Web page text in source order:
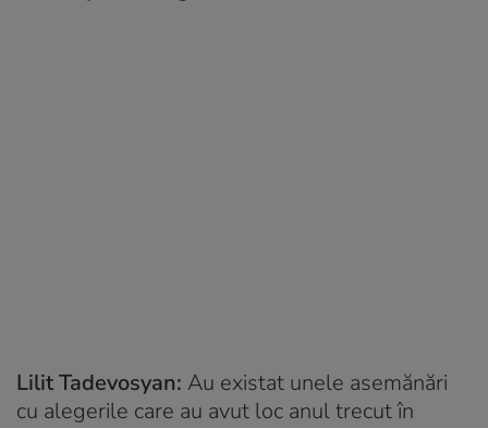
Lilit Tadevosyan: Au existat unele asemănări
cu alegerile care au avut loc anul trecut în